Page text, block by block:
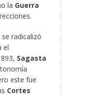
la Guerra
radicalizó
el
Sagasta
este fue
Cortes